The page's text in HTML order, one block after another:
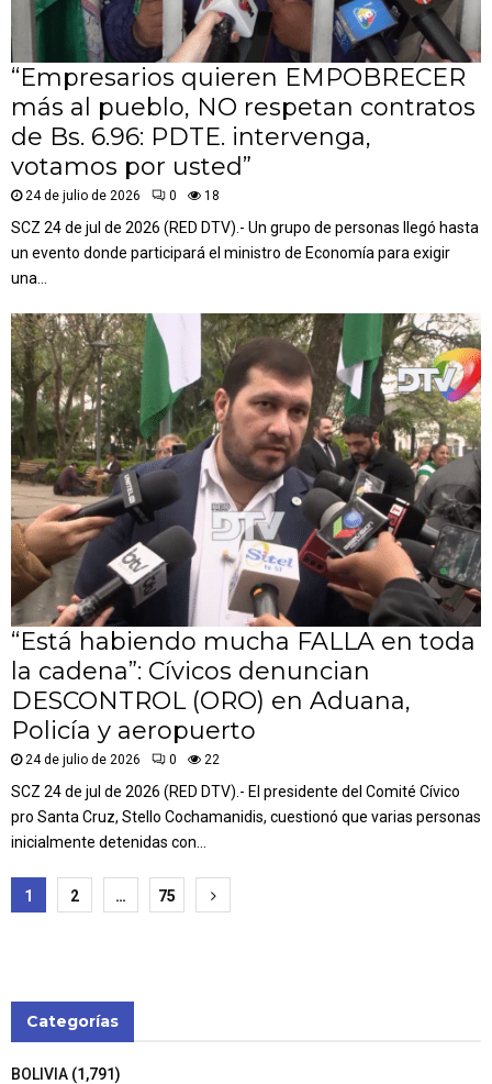
“Empresarios quieren EMPOBRECER
más al pueblo, NO respetan contratos
de Bs. 6.96: PDTE. intervenga,
votamos por usted”
24 de julio de 2026 0 18
SCZ 24 de jul de 2026 (RED DTV).- Un grupo de personas llegó hasta
un evento donde participará el ministro de Economía para exigir
una...
“Está habiendo mucha FALLA en toda
la cadena”: Cívicos denuncian
DESCONTROL (ORO) en Aduana,
Policía y aeropuerto
24 de julio de 2026 0 22
SCZ 24 de jul de 2026 (RED DTV).- El presidente del Comité Cívico
pro Santa Cruz, Stello Cochamanidis, cuestionó que varias personas
inicialmente detenidas con...
Paginación
1 2 … 75
Categorías
BOLIVIA (1,791)